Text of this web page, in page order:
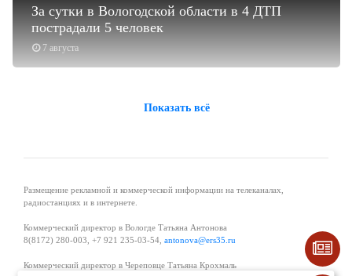
7 августа
За сутки в Вологодской области в 4 ДТП
пострадали 5 человек
Показать всё
Размещение рекламной и коммерческой информации на телеканалах,
радиостанциях и в интернете.
Коммерческий директор в Вологде Татьяна Антонова
8(8172) 280-003, +7 921 235-03-54, antonova@ers35.ru
Коммерческий директор в Череповце Татьяна Крохмаль